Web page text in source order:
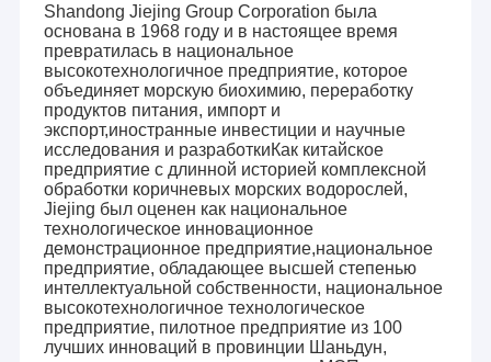
Shandong Jiejing Group Corporation была
основана в 1968 году и в настоящее время
превратилась в национальное
высокотехнологичное предприятие, которое
объединяет морскую биохимию, переработку
продуктов питания, импорт и
экспорт,иностранные инвестиции и научные
исследования и разработкиКак китайское
предприятие с длинной историей комплексной
обработки коричневых морских водорослей,
Jiejing был оценен как национальное
технологическое инновационное
демонстрационное предприятие,национальное
предприятие, обладающее высшей степенью
интеллектуальной собственности, национальное
высокотехнологичное технологическое
предприятие, пилотное предприятие из 100
лучших инноваций в провинции Шаньдун,